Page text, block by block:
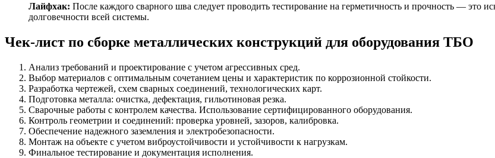
Лайфхак: После каждого сварного шва следует проводить тестирование на герметичность и прочность — это
долговечности всей системы.
Чек-лист по сборке металлических конструкций для оборудования ТБО
Анализ требований и проектирование с учетом агрессивных сред.
Выбор материалов с оптимальным сочетанием цены и характеристик по коррозионной стойкости.
Разработка чертежей, схем сварных соединений, технологических карт.
Подготовка металла: очистка, дефектация, гильотиновая резка.
Сварочные работы с контролем качества. Использование сертифицированного оборудования.
Контроль геометрии и соединений: проверка уровней, зазоров, калибровка.
Обеспечение надежного заземления и электробезопасности.
Монтаж на объекте с учетом виброустойчивости и устойчивости к нагрузкам.
Финальное тестирование и документация исполнения.